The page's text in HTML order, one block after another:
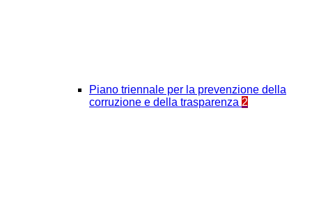
Piano triennale per la prevenzione della
corruzione e della trasparenza 2